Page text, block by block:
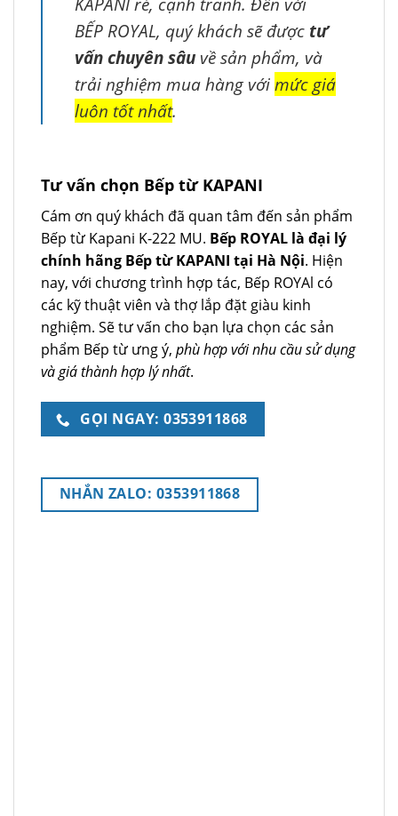
BẾP ROYAL, quý khách sẽ được tư
vấn chuyên sâu về sản phẩm, và
trải nghiệm mua hàng vớimức giá
luôn tốt nhất.
Tư vấn chọn Bếp từ KAPANI
Cám ơn quý khách đã quan tâm đến sản phẩm
Bếp từ Kapani K-222 MU. Bếp ROYAL là đại lý
chính hãng Bếp từ KAPANI tại Hà Nội. Hiện
nay, với chương trình hợp tác, Bếp ROYAl có
các kỹ thuật viên và thợ lắp đặt giàu kinh
nghiệm. Sẽ tư vấn cho bạn lựa chọn các sản
phẩm Bếp từ ưng ý, phù hợp với nhu cầu sử dụng
và giá thành hợp lý nhất.
GỌI NGAY: 0353911868
NHẮN ZALO: 0353911868